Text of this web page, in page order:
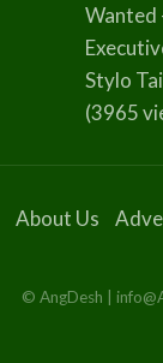
Wanted
Stylo
(3965
About Us
© AngDesh |